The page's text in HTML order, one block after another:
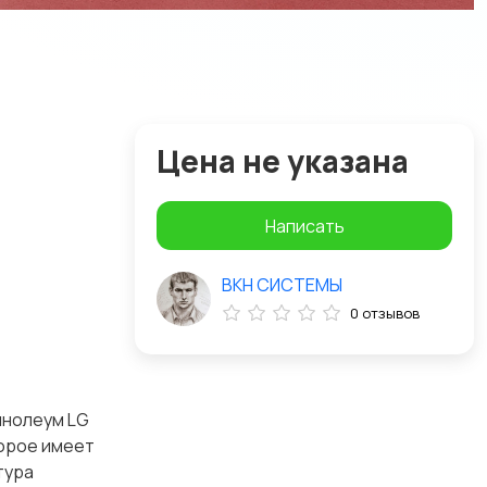
LG
имеет
Цена не указана
Написать
ВКН СИСТЕМЫ
0 отзывов